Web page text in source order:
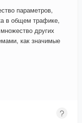
параметров,
в общем трафике,
других
как значимые